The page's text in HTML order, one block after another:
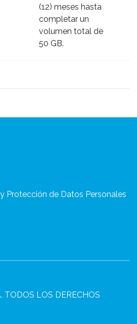
(12) meses hasta
completar un
volumen total de
50 GB.
Protección de Datos Personales
TODOS LOS DERECHOS